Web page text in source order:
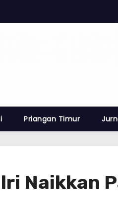
Priangan Timur
Naikkan